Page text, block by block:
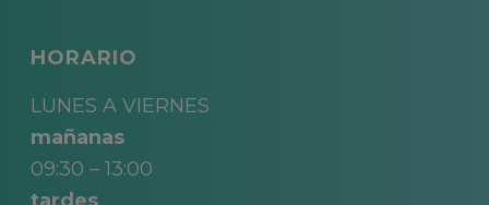
HORARIO
LUNES A VIERNES
mañanas
09:30 – 13:00